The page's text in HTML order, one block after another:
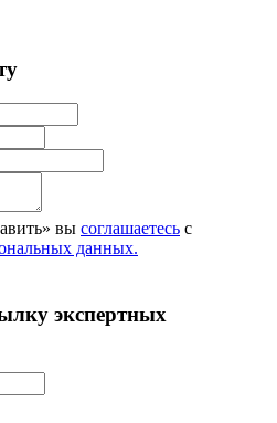
вы соглашаетесь с
данных.
экспертных